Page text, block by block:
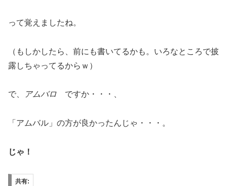
って覚えましたね。
（もしかしたら、前にも書いてるかも。いろなところで披
露しちゃってるからｗ）
で、 アムバロ ですか・・・、
「アムバル」の方が良かったんじゃ・・・。
じゃ！
共有: